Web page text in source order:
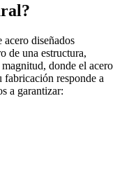
acero diseñados
de una estructura,
donde el acero
fabricación responde a
a garantizar: